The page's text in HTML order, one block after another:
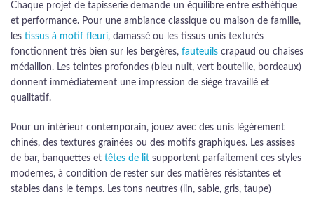
Chaque projet de tapisserie demande un équilibre entre esthétique
et performance. Pour une ambiance classique ou maison de famille,
les tissus à motif fleuri, damassé ou les tissus unis texturés
fonctionnent très bien sur les bergères, fauteuils crapaud ou chaises
médaillon. Les teintes profondes (bleu nuit, vert bouteille, bordeaux)
donnent immédiatement une impression de siège travaillé et
qualitatif.
Pour un intérieur contemporain, jouez avec des unis légèrement
chinés, des textures grainées ou des motifs graphiques. Les assises
de bar, banquettes et têtes de lit supportent parfaitement ces styles
modernes, à condition de rester sur des matières résistantes et
stables dans le temps. Les tons neutres (lin, sable, gris, taupe)